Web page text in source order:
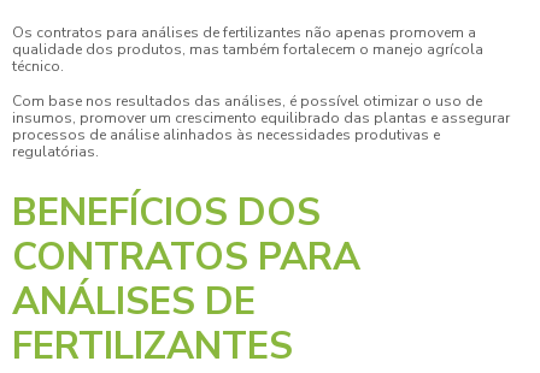
Os contratos para análises de fertilizantes não apenas promovem a
qualidade dos produtos, mas também fortalecem o manejo agrícola
técnico.
Com base nos resultados das análises, é possível otimizar o uso de
insumos, promover um crescimento equilibrado das plantas e assegurar
processos de análise alinhados às necessidades produtivas e
regulatórias.
BENEFÍCIOS DOS
CONTRATOS PARA
ANÁLISES DE
FERTILIZANTES